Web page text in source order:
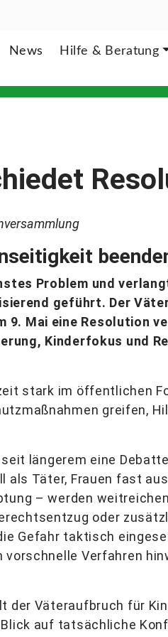
News Hilfe & Beratung
Problem und
geführt. Der
9. Mai eine Resolution
Kinderfokus und
stark im öffentlichen
greifen,
längerem eine
als Täter, Frauen fast
– werden
oder
Gefahr taktisch
vorschnelle Verfahren
der Väteraufbruch für
auf tatsächliche